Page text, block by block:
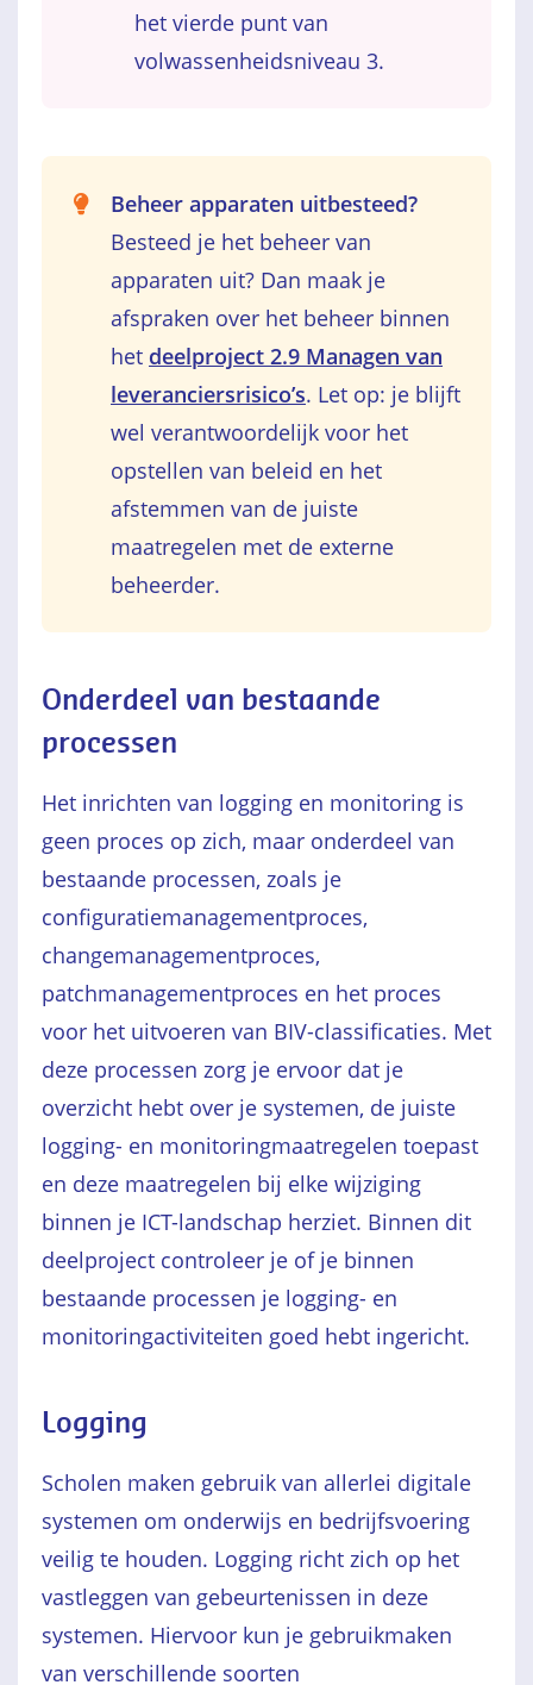
het vierde punt van
volwassenheidsniveau 3.
Beheer apparaten uitbesteed?
Besteed je het beheer van
apparaten uit? Dan maak je
afspraken over het beheer binnen
het deelproject 2.9 Managen van
leveranciersrisico’s. Let op: je blijft
wel verantwoordelijk voor het
opstellen van beleid en het
afstemmen van de juiste
maatregelen met de externe
beheerder.
Onderdeel van bestaande
processen
Het inrichten van logging en monitoring is
geen proces op zich, maar onderdeel van
bestaande processen, zoals je
configuratiemanagementproces,
changemanagementproces,
patchmanagementproces en het proces
voor het uitvoeren van BIV-classificaties. Met
deze processen zorg je ervoor dat je
overzicht hebt over je systemen, de juiste
logging- en monitoringmaatregelen toepast
en deze maatregelen bij elke wijziging
binnen je ICT-landschap herziet. Binnen dit
deelproject controleer je of je binnen
bestaande processen je logging- en
monitoringactiviteiten goed hebt ingericht.
Logging
Scholen maken gebruik van allerlei digitale
systemen om onderwijs en bedrijfsvoering
veilig te houden. Logging richt zich op het
vastleggen van gebeurtenissen in deze
systemen. Hiervoor kun je gebruikmaken
van verschillende soorten